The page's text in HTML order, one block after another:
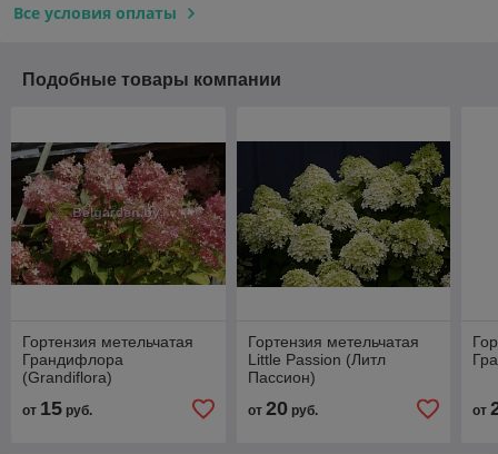
Все условия оплаты
Подобные товары компании
Гортензия метельчатая
Грандифлора
(Grandiflora)
от 15 руб.
Гортензия метельчатая
Little Passion (Литл
Пассион)
от 20руб. от